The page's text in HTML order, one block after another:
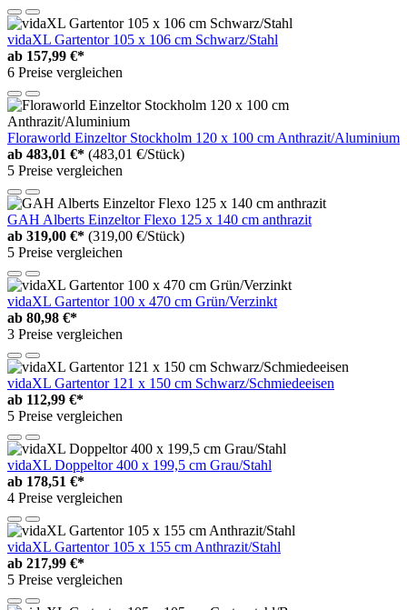
vidaXL Gartentor 105 x 106 cm Schwarz/Stahl
ab 157,99 €*
6 Preise vergleichen
Floraworld Einzeltor Stockholm 120 x 100 cm Anthrazit/Aluminium
ab 483,01 €* (483,01 €/Stück)
5 Preise vergleichen
GAH Alberts Einzeltor Flexo 125 x 140 cm anthrazit
ab 319,00 €* (319,00 €/Stück)
5 Preise vergleichen
vidaXL Gartentor 100 x 470 cm Grün/Verzinkt
ab 80,98 €*
3 Preise vergleichen
vidaXL Gartentor 121 x 150 cm Schwarz/Schmiedeeisen
ab 112,99 €*
5 Preise vergleichen
vidaXL Doppeltor 400 x 199,5 cm Grau/Stahl
ab 178,51 €*
4 Preise vergleichen
vidaXL Gartentor 105 x 155 cm Anthrazit/Stahl
ab 217,99 €*
5 Preise vergleichen